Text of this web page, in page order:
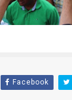
Facebook